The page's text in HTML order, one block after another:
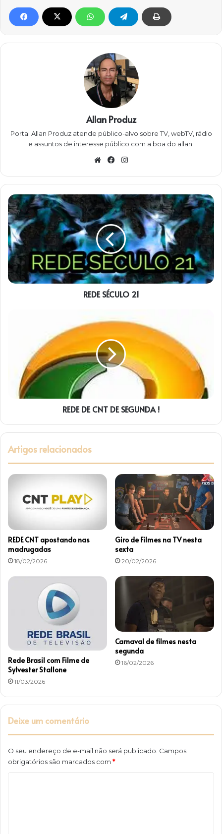
Allan Produz
Portal Allan Produz atende público-alvo sobre TV, webTV, rádio
e assuntos de interesse público com a boa do allan.
WebsiteFacebook
REDE
SÉCULO
21
REDE SÉCULO 21
SEGUNDA
REDE DE CNT DE SEGUNDA !
Artigos relacionados
REDE CNT apostando nas
madrugadas
18/02/2026
Giro de Filmes na TV nesta
sexta
20/02/2026
Rede Brasil com Filme de
Sylvester Stallone
11/03/2026
Carnaval de filmes nesta
segunda
16/02/2026
Deixe um comentário
O seu endereço de e-mail não será publicado. Campos
obrigatórios são marcados com *